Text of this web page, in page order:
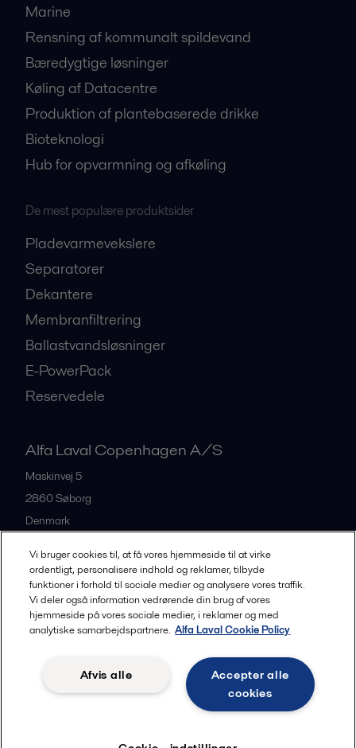
Marine
Rensning af kommunalt spildevand
Bæredygtige løsninger
Køling af Datacentre
Produktion af plantebaserede drikke
Bioteknologi
Hub for opvarmning og afkøling
De mest populære produktsider
Pladevarmevekslere
Separatorer
Dekantere
Membranfiltrering
Ballastvandsløsninger
E-PowerPack
Reservedele
Alfa Laval Copenhagen A/S
Maskinvej 5
2860Søborg
Denmark
All offices and partners
Legal terms and conditions
Community guidelines
Vi bruger cookies til, at få vores hjemmeside til at virke
ordentligt, personalisere indhold og reklamer, tilbyde
funktioner i forhold til sociale medier og analysere vores traffik.
Vi deler også information vedrørende din brug af vores
hjemmeside på vores sociale medier, i reklamer og med
analytiske samarbejdspartnere. Alfa Laval Cookie Policy
Accepter alle
cookies
Afvis alle